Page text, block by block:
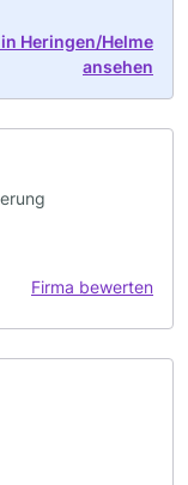
Heringen/Helme
ansehen
Firma bewerten